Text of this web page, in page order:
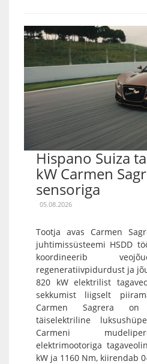
Hispano Suiza
kW Carmen
sensoriga
05.08.2026
Tootja avas Carmen
juhtimissüsteemi HSDD
koordineerib
regeneratiivpidurdust ja
820 kW elektrilist
sekkumist liigselt
Carmen Sagrera on
täiselektriline
Carmeni
elektrimootoriga
kW ja 1160 Nm, kiirendab